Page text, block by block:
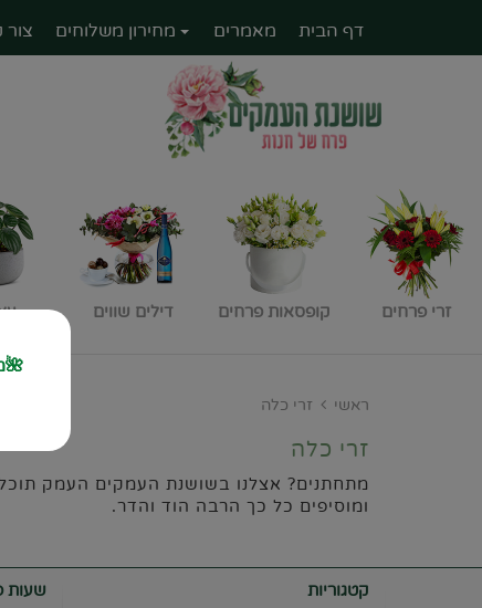
דף הבית מאמרים מחירון משלוחים
זרי פרחים קופסאות פרחים דילים שווים
ראשי זרי כלה
זרי כלה
מתחתנים? אצלנו בשושנת העמקים העמק
ומוסיפים כל כך הרבה הוד והדר.
קטגוריות שעות